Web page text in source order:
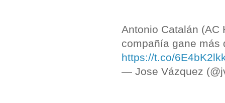
Antonio Catalán (AC
compañía gane más
https://t.co/
— Jose Vázquez